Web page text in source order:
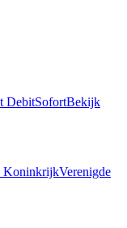
DebitSofortBekijk
KoninkrijkVerenigde